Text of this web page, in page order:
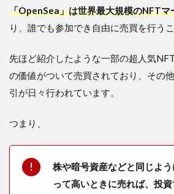
「OpenSea」は世界最大規模のNFTマ
り、誰でも参加でき自由に売買を行う
先ほど紹介したような一部の超人気
の価値がついて売買されており、その
引が日々行われています。
つまり、
株や暗号資産などと同じよ
って高いときに売れば、投